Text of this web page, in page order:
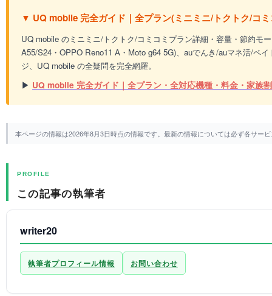
▼ UQ mobile 完全ガイド｜全プラン(ミニミニ/トクトク/コ
UQ mobile のミニミニ/トクトク/コミコミプラン詳細・容量・節約モ
A55/S24・OPPO Reno11 A・Moto g64 5G)、auでんき/auマネ活/ペ
ジ、UQ mobile の全疑問を完全網羅。
▶ UQ mobile 完全ガイド｜全プラン・全対応機種・料金・家族割
本ページの情報は2026年8月3日時点の情報です。最新の情報については必ず各サー
PROFILE
この記事の執筆者
writer20
執筆者プロフィール情報 お問い合わせ